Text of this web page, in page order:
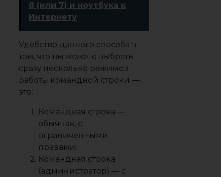
8 (или 7) и ноутбука к
Интернету
Удобство данного способа в
том, что вы можете выбрать
сразу несколько режимов
работы командной строки —
это:
Командная строка —
обычная, с
ограниченными
правами;
Командная строка
(администратор) — с